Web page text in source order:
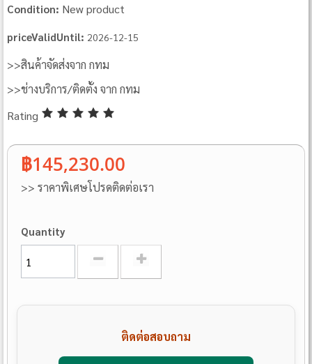
Condition: New product
priceValidUntil: 2026-12-15
>>สินค้าจัดส่งจาก กทม
>>ช่างบริการ/ติดตั้ง จาก กทม
Rating
฿145,230.00
>> ราคาพิเศษโปรดติดต่อเรา
Quantity
ติดต่อสอบถาม